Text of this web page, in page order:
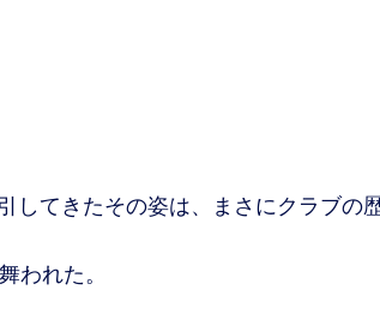
てきたその姿は、まさにクラブの歴
われた。